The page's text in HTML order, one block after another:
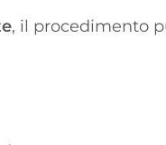
, il procedimento